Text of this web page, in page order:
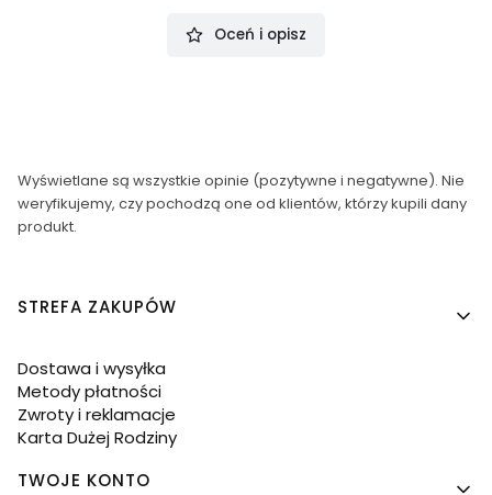
Oceń i opisz
Wyświetlane są wszystkie opinie (pozytywne i negatywne). Nie
weryfikujemy, czy pochodzą one od klientów, którzy kupili dany
produkt.
Linki w stopce
STREFA ZAKUPÓW
Dostawa i wysyłka
Metody płatności
Zwroty i reklamacje
Karta Dużej Rodziny
TWOJE KONTO